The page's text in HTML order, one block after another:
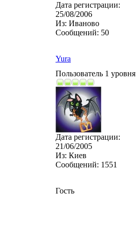
Дата регистрации:
25/08/2006
Из: Иваново
Сообщений: 50
Yura
Пользователь 1 уровня
Дата регистрации:
21/06/2005
Из: Киев
Сообщений: 1551
Гость